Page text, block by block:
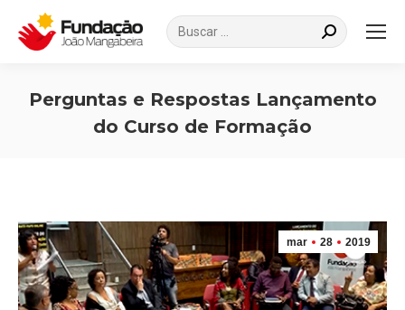
Search:
Perguntas e Respostas Lançamento
do Curso de Formação
mar 28 2019